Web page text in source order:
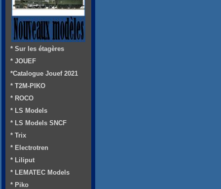
* Sur les étagères
* JOUEF
*Catalogue Jouef 2021
* T2M-PIKO
* ROCO
* LS Models
* LS Models SNCF
* Trix
* Electrotren
* Liliput
* LEMATEC Models
* Piko